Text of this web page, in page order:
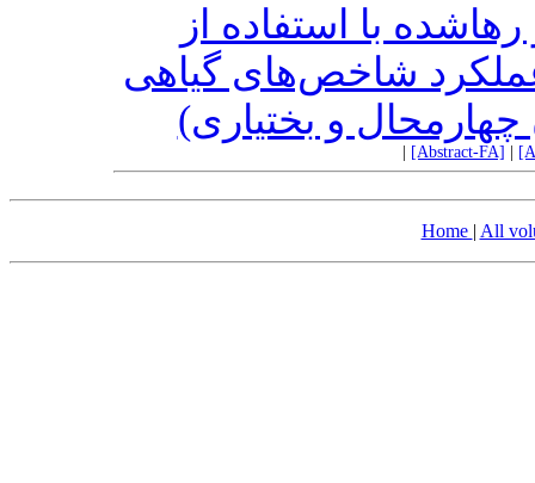
با استفاده از
شاخص‌های گیاهی
و بختیاری)
[Abstract-FA]
Home | All